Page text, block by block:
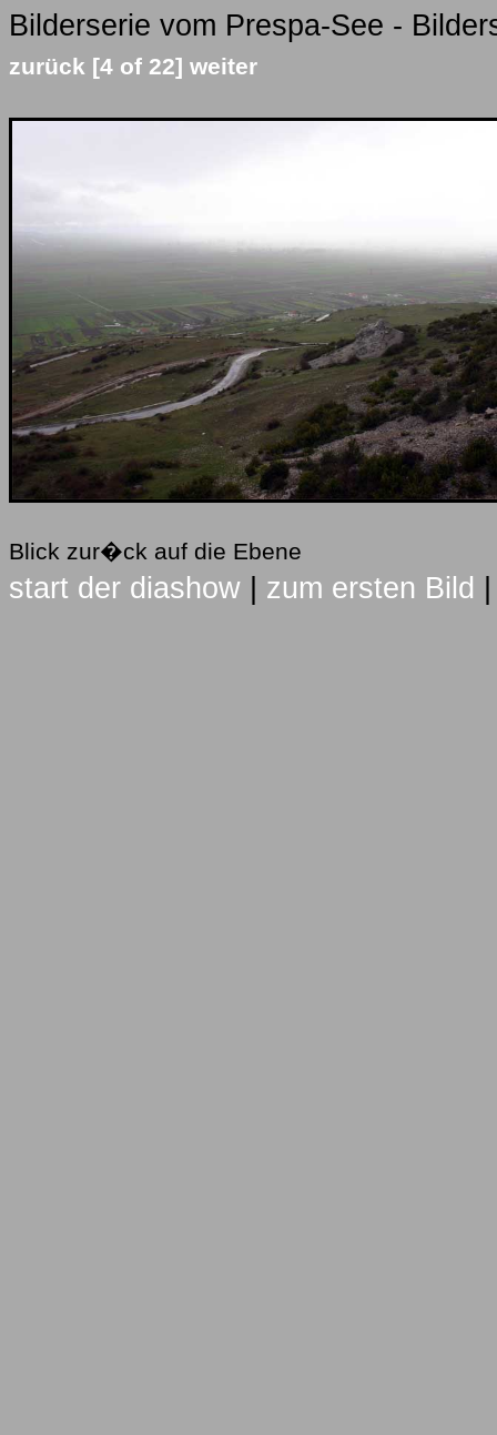
Bilderserie vom Prespa-See -
zurück [4 of 22] weiter
Blick zur�ck auf die Ebene
start der diashow zum ersten Bild